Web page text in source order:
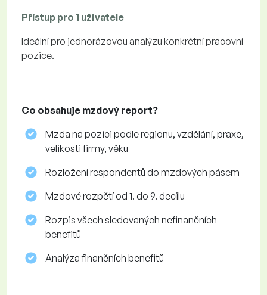
Přístup pro 1 uživatele
Ideální pro jednorázovou analýzu konkrétní pracovní
pozice.
Co obsahuje mzdový report?
Mzda na pozici podle regionu, vzdělání, praxe,
velikosti firmy, věku
Rozložení respondentů do mzdových pásem
Mzdové rozpětí od 1. do 9. decilu
Rozpis všech sledovaných nefinančních
benefitů
Analýza finančních benefitů